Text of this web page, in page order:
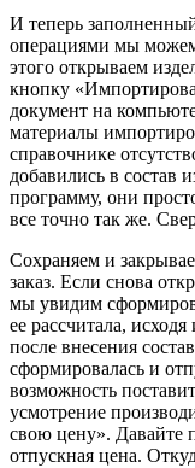
И теперь
операциями мы можем
этого открываем
кнопку
документ на
материалы
справочнике
добавились в состав
программу, они
все точно так же.
Сохраняем и
заказ. Если снова
мы увидим
ее рассчитала,
после внесения
сформировалась и
возможность
усмотрение
свою цену». Давайте
отпускная цена.